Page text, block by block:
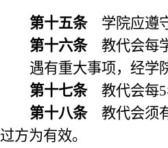
第十五条学院应遵守
第十六条教代会每学
遇有重大事项，经学
第十七条教代会每5
第十八条教代会须
过方为有效。